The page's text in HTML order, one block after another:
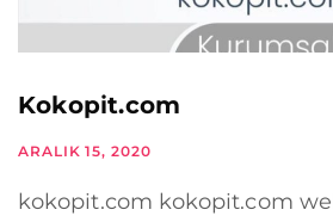
Kokopit.com
ARALIK 15, 2020
kokopit.com kokopit.com